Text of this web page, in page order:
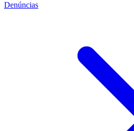
Denúncias